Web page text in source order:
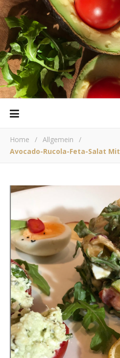
Home / Allgemein
/
Avocado-Rucola-Feta-Salat